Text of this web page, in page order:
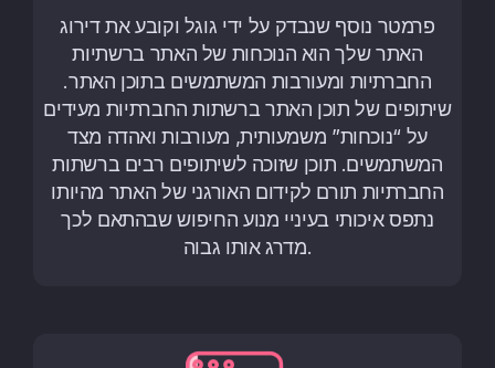
פרמטר נוסף שנבדק על ידי גוגל וקובע את דירוג
האתר שלך הוא הנוכחות של האתר ברשתיות
החברתיות ומעורבות המשתמשים בתוכן האתר.
שיתופים של תוכן האתר ברשתות החברתיות מעידים
על “נוכחות” משמעותית, מעורבות ואהדה מצד
המשתמשים. תוכן שזוכה לשיתופים רבים ברשתות
החברתיות תורם לקידום האורגני של האתר מהיותו
נתפס איכותי בעיניי מנוע החיפוש שבהתאם לכך
מדרג אותו גבוה.